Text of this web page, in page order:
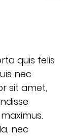
quis felis
nec
sit amet,
nec